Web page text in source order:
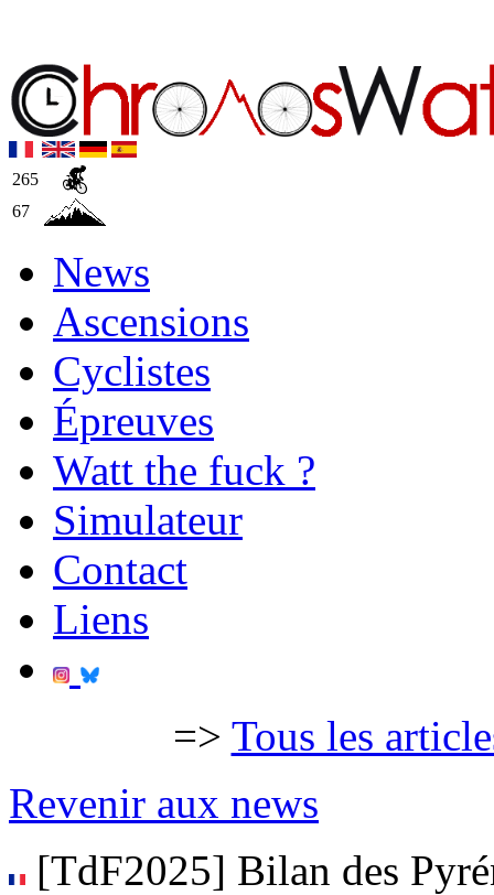
265
67
News
Ascensions
Cyclistes
Épreuves
Watt the fuck ?
Simulateur
Contact
Liens
=> Tous les
Revenir aux news
[TdF2025] Bilan des